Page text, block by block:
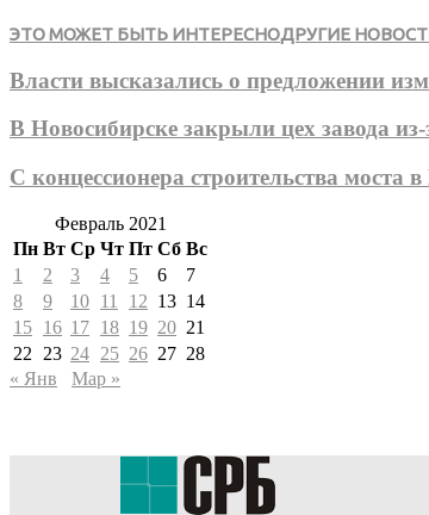
ЭТО МОЖЕТ БЫТЬ ИНТЕРЕСНОДРУГИЕ
Власти высказались о предложении
В Новосибирске закрыли цех завода
С концессионера строительства моста
Февраль 2021
Пн Вт Ср Чт Пт Сб Вс
1
2 3 4 5 6
7
8
9 10 11 12 13 14
15 16 17 18 19 20 21
22
23 24 25 26 27 28
« Янв
Мар »